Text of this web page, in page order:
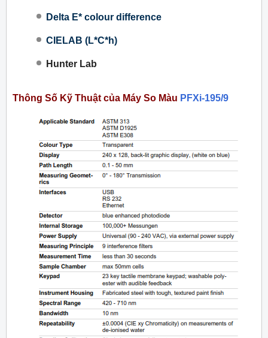
Delta E* colour difference
CIELAB (L*C*h)
Hunter Lab
Thông Số Kỹ Thuật của Máy So Màu PFXi-195/9